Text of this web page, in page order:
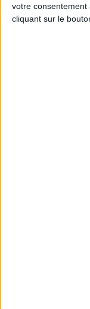
votre
cliquant sur le